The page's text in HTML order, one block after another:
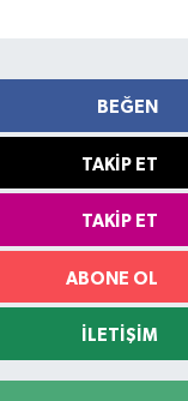
BEĞEN
TAKIP ET
TAKIP ET
ABONE OL
İLETIŞIM